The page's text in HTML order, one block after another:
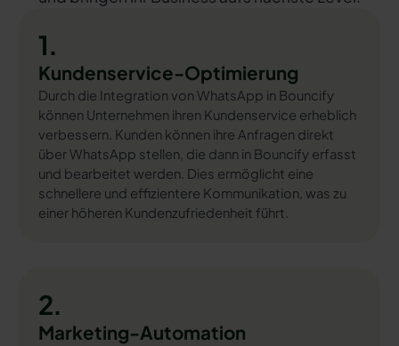
1.
Kundenservice-Optimierung
Durch die Integration von WhatsApp in Bouncify
können Unternehmen ihren Kundenservice erheblich
verbessern. Kunden können ihre Anfragen direkt
über WhatsApp stellen, die dann in Bouncify erfasst
und bearbeitet werden. Dies ermöglicht eine
schnellere und effizientere Kommunikation, was zu
einer höheren Kundenzufriedenheit führt.
2.
Marketing-Automation